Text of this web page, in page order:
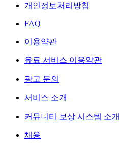
개인정보처리방침
FAQ
이용약관
유료 서비스 이용약관
광고 문의
서비스 소개
커뮤니티 보상 시스템 소개
채용